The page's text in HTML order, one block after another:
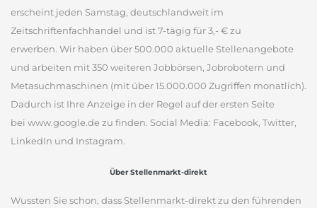
erscheint jeden Samstag, deutschlandweit im
Zeitschriftenfachhandel und ist 7-tägig für 3,- € zu
erwerben. Wir haben über 500.000 aktuelle Stellenangebote
und arbeiten mit 350 weiteren Jobbörsen, Jobrobotern und
Metasuchmaschinen (mit über 15.000.000 Zugriffen monatlich).
Dadurch ist Ihre Anzeige in der Regel auf der ersten Seite
bei www.google.de zu finden. Social Media: Facebook, Twitter,
LinkedIn und Instagram.
Über Stellenmarkt-direkt
Wussten Sie schon, dass Stellenmarkt-direkt zu den führenden